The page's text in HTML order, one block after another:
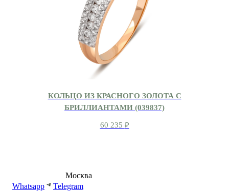
КОЛЬЦО ИЗ КРАСНОГО ЗОЛОТА С
БРИЛЛИАНТАМИ (039837)
60 235 ₽
Москва
Whatsapp
Telegram